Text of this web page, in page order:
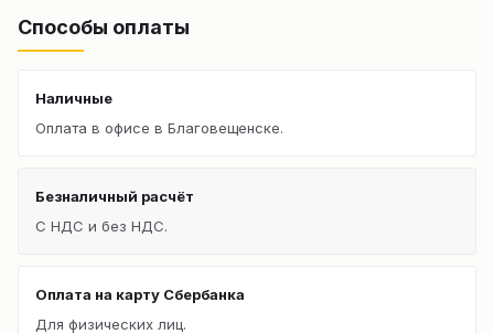
Способы оплаты
Наличные
Оплата в офисе в Благовещенске.
Безналичный расчёт
С НДС и без НДС.
Оплата на карту Сбербанка
Для физических лиц.